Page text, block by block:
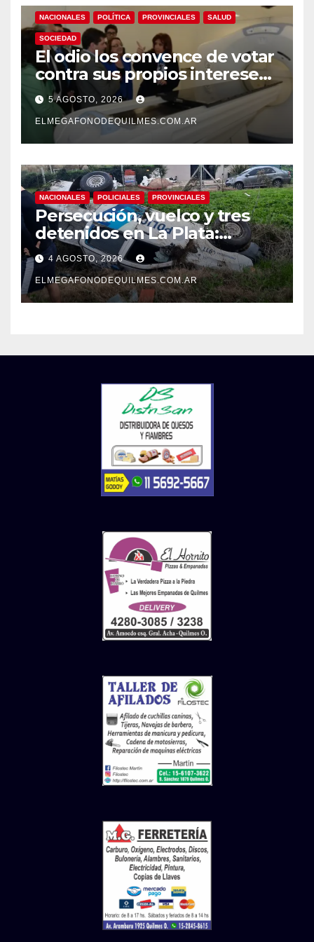
NACIONALES POLÍTICA PROVINCIALES SALUD
SOCIEDAD
El odio los convence de votar
contra sus propios intereses.
Una Sociedad atrapada en la
grieta
5 AGOSTO, 2026
ELMEGAFONODEQUILMES.COM.AR
NACIONALES POLICIALES PROVINCIALES
Persecución, vuelco y tres
detenidos en La Plata:
recuperaron motos robadas
tras un operativo policial
4 AGOSTO, 2026
ELMEGAFONODEQUILMES.COM.AR